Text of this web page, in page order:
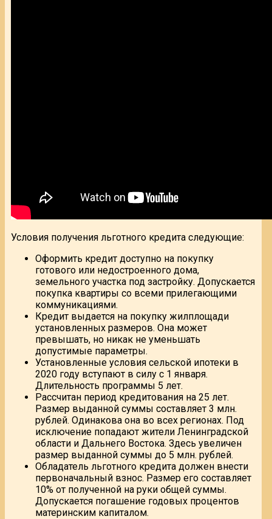
Условия получения льготного кредита следующие:
Оформить кредит доступно на покупку
готового или недостроенного дома,
земельного участка под застройку. Допускается
покупка квартиры со всеми прилегающими
коммуникациями.
Кредит выдается на покупку жилплощади
установленных размеров. Она может
превышать, но никак не уменьшать
допустимые параметры.
Установленные условия сельской ипотеки в
2020 году вступают в силу с 1 января.
Длительность программы 5 лет.
Рассчитан период кредитования на 25 лет.
Размер выданной суммы составляет 3 млн.
рублей. Одинакова она во всех регионах. Под
исключение попадают жители Ленинградской
области и Дальнего Востока. Здесь увеличен
размер выданной суммы до 5 млн. рублей.
Обладатель льготного кредита должен внести
первоначальный взнос. Размер его составляет
10% от полученной на руки общей суммы.
Допускается погашение годовых процентов
материнским капиталом.